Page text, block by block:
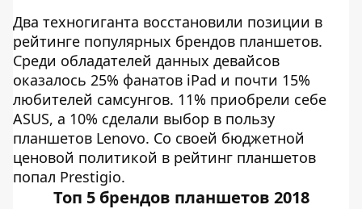
Два техногиганта восстановили позиции в
рейтинге популярных брендов планшетов.
Среди обладателей данных девайсов
оказалось 25% фанатов iPad и почти 15%
любителей самсунгов. 11% приобрели себе
ASUS, а 10% сделали выбор в пользу
планшетов Lenovo. Со своей бюджетной
ценовой политикой в рейтинг планшетов
попал Prestigio.
Топ 5 брендов планшетов 2018